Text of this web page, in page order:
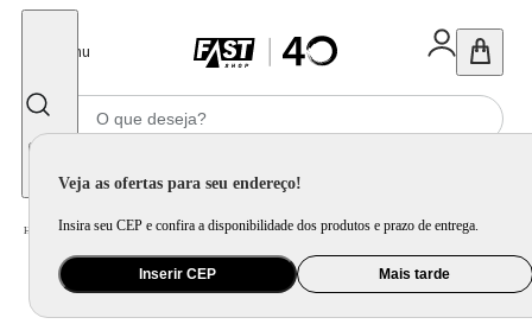
Menu
Veja as ofertas para seu endereço!
Insira seu CEP e confira a disponibilidade dos produtos e prazo de entrega.
Inserir CEP Mais tarde
Home Móveis e Decoração / Decoração / Tapete, Carpete e Capacho / Capacho Boho Colorido